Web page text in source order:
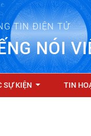
TIN ĐIỆN TỬ
NÓI
SỰ KIỆN TIN